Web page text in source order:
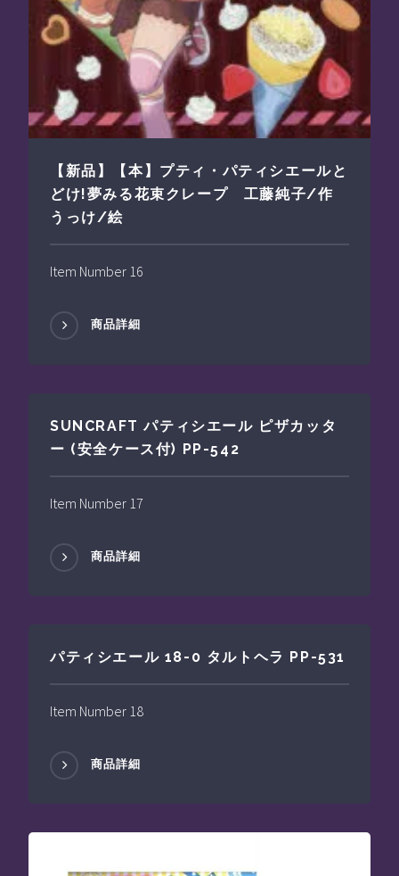
【新品】【本】プティ・パティシエールと
どけ!夢みる花束クレープ 工藤純子/作
うっけ/絵
Item Number 16
商品詳細
SUNCRAFT パティシエール ピザカッタ
ー (安全ケース付) PP-542
Item Number 17
商品詳細
パティシエール 18-0 タルトヘラ PP-531
Item Number 18
商品詳細